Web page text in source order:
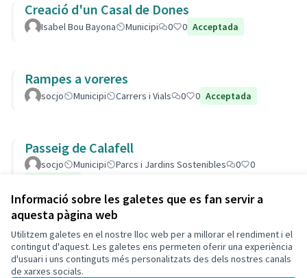
Informació sobre les galetes que es fan servir a
aquesta pàgina web
Utilitzem galetes en el nostre lloc web per a millorar el rendiment i el
contingut d'aquest. Les galetes ens permeten oferir una experiència
d'usuari i uns continguts més personalitzats des dels nostres canals
de xarxes socials.
Creació d'un Casal de Dones
Isabel Bou Bayona Municipi 0 0 Acceptada
Rampes a voreres
socjo Municipi Carrers i Vials 0 0 Acceptada
Passeig de Calafell
socjo Municipi Parcs i Jardins Sostenibles 0
0
Termes i condicions d'ús
Configuració de les galetes
Decidim Calafell a X
Decidim Calafell a Facebook
Decidim Calafell a YouTube
Decidim Calafell a GitHub